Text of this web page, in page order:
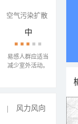
空气污染扩散
中
易感人群应适当
减少室外活动。
风力风向